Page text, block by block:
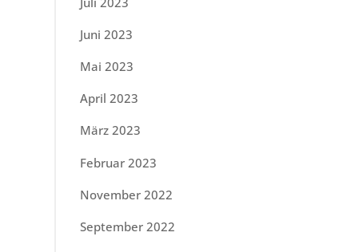
Juni 2023
Mai 2023
April 2023
März 2023
Februar 2023
November 2022
September 2022